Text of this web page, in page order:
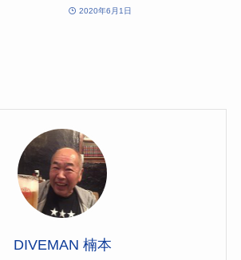
2020年6月1日
DIVEMAN 楠本